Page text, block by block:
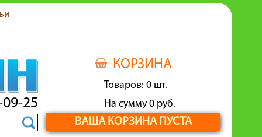
КОРЗИНА
Товаров: 0 шт.
На сумму 0 руб.
ВАША КОРЗИНА ПУСТА
25